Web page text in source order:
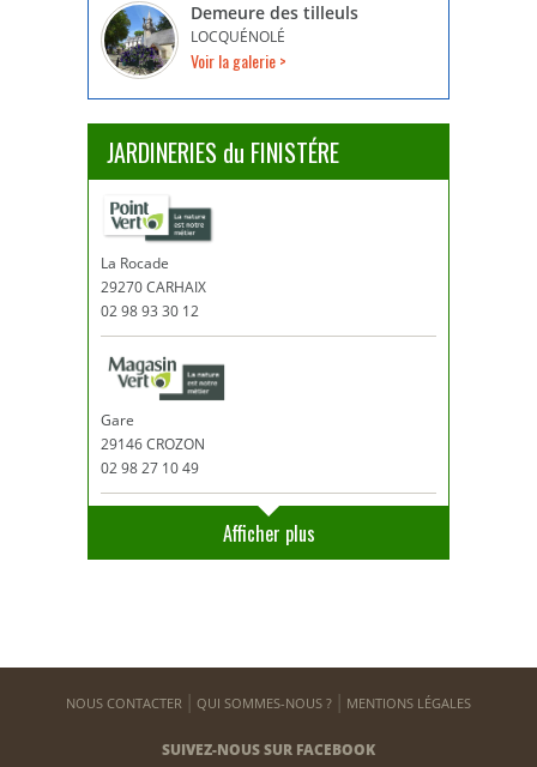
Demeure des tilleuls
LOCQUÉNOLÉ
Voir la galerie >
JARDINERIES du FINISTÉRE
La Rocade
29270 CARHAIX
02 98 93 30 12
Gare
29146 CROZON
02 98 27 10 49
Afficher plus
NOUS CONTACTER QUI SOMMES-NOUS ? MENTIONS LÉGALES
SUIVEZ-NOUS SUR FACEBOOK